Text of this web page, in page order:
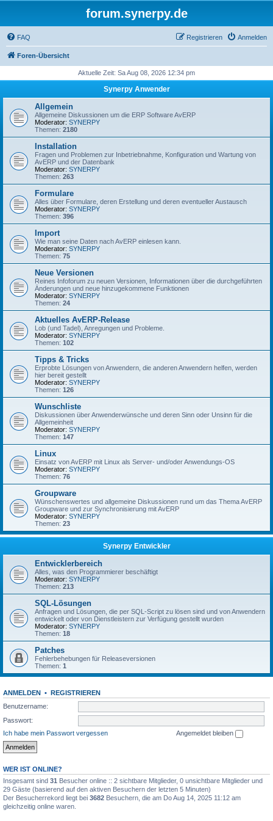
forum.synerpy.de
FAQ Anmelden
Registrieren
Foren-Übersicht
Aktuelle Zeit: Sa Aug 08, 2026 12:34 pm
Synerpy Anwender
Allgemein
Allgemeine Diskussionen um die ERP Software AvERP
Moderator: SYNERPY
Themen: 2180
Installation
Fragen und Problemen zur Inbetriebnahme, Konfiguration und Wartung von
AvERP und der Datenbank
Moderator: SYNERPY
Themen: 263
Formulare
Alles über Formulare, deren Erstellung und deren eventueller Austausch
Moderator: SYNERPY
Themen: 396
Import
Wie man seine Daten nach AvERP einlesen kann.
Moderator: SYNERPY
Themen: 75
Neue Versionen
Reines Infoforum zu neuen Versionen, Informationen über die durchgeführten
Änderungen und neue hinzugekommene Funktionen
Moderator: SYNERPY
Themen: 24
Aktuelles AvERP-Release
Lob (und Tadel), Anregungen und Probleme.
Moderator: SYNERPY
Themen: 102
Tipps & Tricks
Erprobte Lösungen von Anwendern, die anderen Anwendern helfen, werden
hier bereit gestellt
Moderator: SYNERPY
Themen: 126
Wunschliste
Diskussionen über Anwenderwünsche und deren Sinn oder Unsinn für die
Allgemeinheit
Moderator: SYNERPY
Themen: 147
Linux
Einsatz von AvERP mit Linux als Server- und/oder Anwendungs-OS
Moderator: SYNERPY
Themen: 76
Groupware
Wünschenswertes und allgemeine Diskussionen rund um das Thema AvERP
Groupware und zur Synchronisierung mit AvERP
Moderator: SYNERPY
Themen: 23
Synerpy Entwickler
Entwicklerbereich
Alles, was den Programmierer beschäftigt
Moderator: SYNERPY
Themen: 213
SQL-Lösungen
Anfragen und Lösungen, die per SQL-Script zu lösen sind und von Anwendern
entwickelt oder von Dienstleistern zur Verfügung gestellt wurden
Moderator: SYNERPY
Themen: 18
Patches
Fehlerbehebungen für Releaseversionen
Themen: 1
ANMELDEN • REGISTRIEREN
Benutzername:
Passwort:
Ich habe mein Passwort vergessen
Angemeldet bleiben
WER IST ONLINE?
Insgesamt sind 31 Besucher online :: 2 sichtbare Mitglieder, 0 unsichtbare Mitglieder und
29 Gäste (basierend auf den aktiven Besuchern der letzten 5 Minuten)
Der Besucherrekord liegt bei 3682 Besuchern, die am Do Aug 14, 2025 11:12 am
gleichzeitig online waren.